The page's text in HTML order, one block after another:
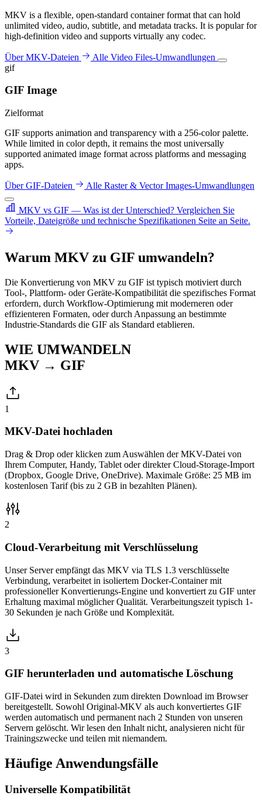
MKV is a flexible, open-standard container format that can hold
unlimited video, audio, subtitle, and metadata tracks. It is popular for
high-definition video and supports virtually any codec.
Über MKV-Dateien
Alle Video Files-Umwandlungen
gif
GIF Image
Zielformat
GIF supports animation and transparency with a 256-color palette.
While limited in color depth, it remains the most universally
supported animated image format across platforms and messaging
apps.
Über GIF-Dateien Alle Raster & Vector Images-Umwandlungen
MKV vs GIF — Was ist der Unterschied? Vergleichen Sie
Vorteile, Dateigröße und technische Spezifikationen Seite an Seite.
Warum MKV zu GIF umwandeln?
Die Konvertierung von MKV zu GIF ist typisch motiviert durch
Tool-, Plattform- oder Geräte-Kompatibilität die spezifisches Format
erfordern, durch Workflow-Optimierung mit moderneren oder
effizienteren Formaten, oder durch Anpassung an bestimmte
Industrie-Standards die GIF als Standard etablieren.
WIE UMWANDELN
MKV → GIF
1
MKV-Datei hochladen
Drag & Drop oder klicken zum Auswählen der MKV-Datei von
Ihrem Computer, Handy, Tablet oder direkter Cloud-Storage-Import
(Dropbox, Google Drive, OneDrive). Maximale Größe: 25 MB im
kostenlosen Tarif (bis zu 2 GB in bezahlten Plänen).
2
Cloud-Verarbeitung mit Verschlüsselung
Unser Server empfängt das MKV via TLS 1.3 verschlüsselte
Verbindung, verarbeitet in isoliertem Docker-Container mit
professioneller Konvertierungs-Engine und konvertiert zu GIF unter
Erhaltung maximal möglicher Qualität. Verarbeitungszeit typisch 1-
30 Sekunden je nach Größe und Komplexität.
3
GIF herunterladen und automatische Löschung
GIF-Datei wird in Sekunden zum direkten Download im Browser
bereitgestellt. Sowohl Original-MKV als auch konvertiertes GIF
werden automatisch und permanent nach 2 Stunden von unseren
Servern gelöscht. Wir lesen den Inhalt nicht, analysieren nicht für
Trainingszwecke und teilen mit niemandem.
Häufige Anwendungsfälle
Universelle Kompatibilität